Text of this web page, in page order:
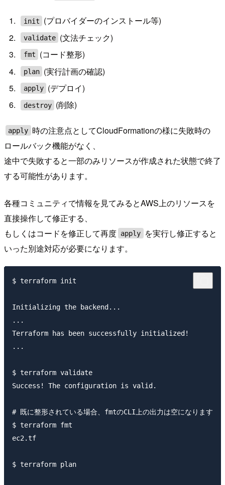
init (プロバイダーのインストール等)
validate (文法チェック)
fmt (コード整形)
plan (実行計画の確認)
apply (デプロイ)
destroy (削除)
apply 時の注意点としてCloudFormationの様に失敗時の
ロールバック機能がなく、
途中で失敗すると一部のみリソースが作成された状態で終了
する可能性があります。
各種コミュニティで情報を見てみるとAWS上のリソースを
直接操作して修正する、
もしくはコードを修正して再度 apply
を実行し修正すると
いった別途対応が必要になります。
$ terraform init
Initializing the backend...
...
Terraform has been successfully initialized!
...
$ terraform validate
Success! The configuration is valid.
# 既に整形されている場合、fmtのCLI上の出力は空になります
$ terraform fmt
ec2.tf
$ terraform plan